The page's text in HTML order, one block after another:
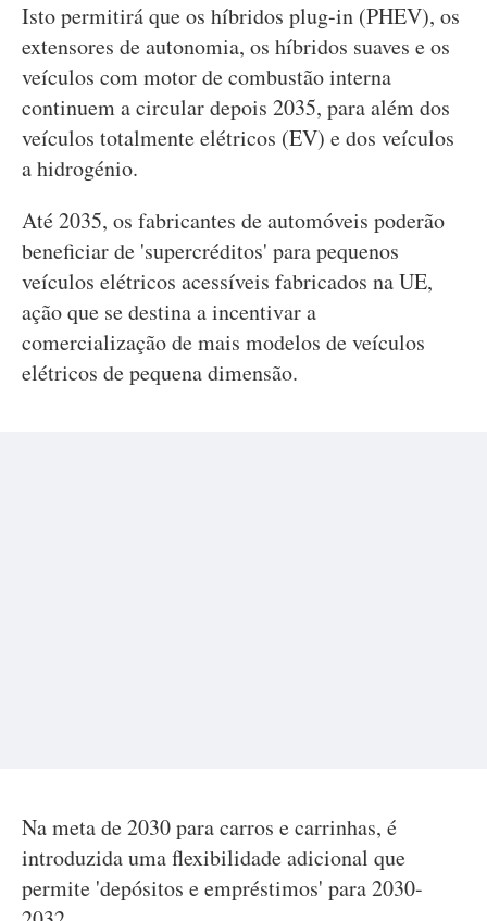
Isto permitirá que os híbridos plug-in (PHEV), os
extensores de autonomia, os híbridos suaves e os
veículos com motor de combustão interna
continuem a circular depois 2035, para além dos
veículos totalmente elétricos (EV) e dos veículos
a hidrogénio.
Até 2035, os fabricantes de automóveis poderão
beneficiar de 'supercréditos' para pequenos
veículos elétricos acessíveis fabricados na UE,
ação que se destina a incentivar a
comercialização de mais modelos de veículos
elétricos de pequena dimensão.
Na meta de 2030 para carros e carrinhas, é
introduzida uma flexibilidade adicional que
permite 'depósitos e empréstimos' para 2030-